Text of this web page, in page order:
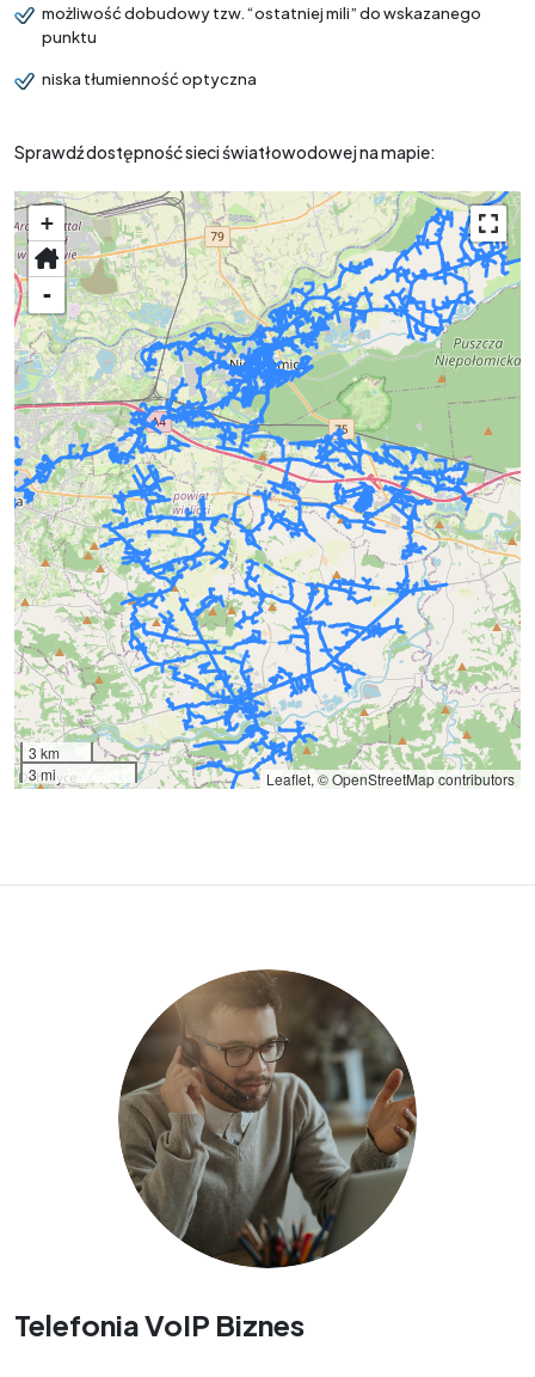
możliwość dobudowy tzw. “ostatniej mili” do wskazanego
punktu
niska tłumienność optyczna
Sprawdź dostępność sieci światłowodowej na mapie:
+
-
3 km
3 mi
Leaflet, ©OpenStreetMapcontributors
Telefonia VoIP Biznes